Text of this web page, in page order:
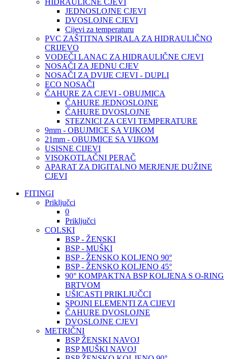
HIDRAULIČNE CJEVI
JEDNOSLOJNE CJEVI
DVOSLOJNE CJEVI
Cijevi za temperaturu
PVC ZAŠTITNA SPIRALA ZA HIDRAULIČNO
CRIJEVO
VODEČI LANAC ZA HIDRAULIČNE CJEVI
NOSAČI ZA JEDNU CJEV
NOSAČI ZA DVIJE CJEVI - DUPLI
ECO NOSAČI
ČAHURE ZA CJEVI - OBUJMICA
ČAHURE JEDNOSLOJNE
ČAHURE DVOSLOJNE
STEZNICI ZA CEVI TEMPERATURE
9mm - OBUJMICE SA VIJKOM
21mm - OBUJMICE SA VIJKOM
USISNE CIJEVI
VISOKOTLAČNI PERAČ
APARAT ZA DIGITALNO MERJENJE DUŽINE
CJEVI
FITINGI
Priključci
0
Priključci
COLSKI
BSP - ŽENSKI
BSP - MUŠKI
BSP - ŽENSKO KOLJENO 90°
BSP - ŽENSKO KOLJENO 45°
90° KOMPAKTNA BSP KOLJENA S O-RING
BRTVOM
UŠICASTI PRIKLJUČCI
SPOJNI ELEMENTI ZA CIJEVI
ČAHURE DVOSLOJNE
DVOSLOJNE CJEVI
METRIČNI
BSP ŽENSKI NAVOJ
BSP MUŠKI NAVOJ